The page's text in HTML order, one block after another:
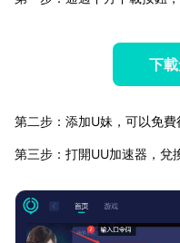
下
第二步：添加U妹，可以免費
第三步：打開UU加速器，兌